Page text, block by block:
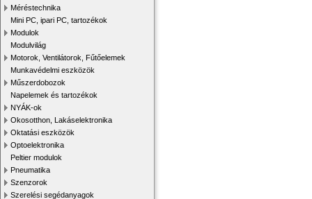
Méréstechnika
Mini PC, ipari PC, tartozékok
Modulok
Modulvilág
Motorok, Ventilátorok, Fűtőelemek
Munkavédelmi eszközök
Műszerdobozok
Napelemek és tartozékok
NYÁK-ok
Okosotthon, Lakáselektronika
Oktatási eszközök
Optoelektronika
Peltier modulok
Pneumatika
Szenzorok
Szerelési segédanyagok